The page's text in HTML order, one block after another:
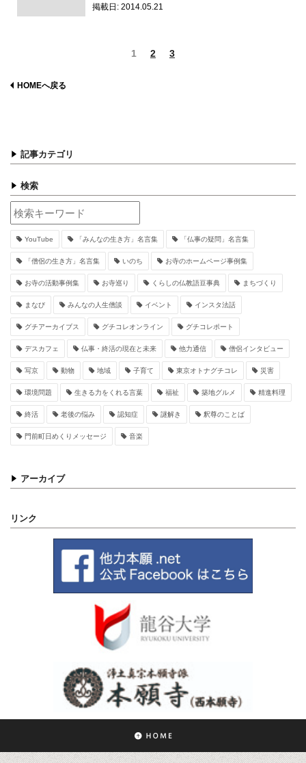
掲載日: 2014.05.21
1 2 3
HOMEへ戻る
記事カテゴリ
検索
YouTube 「みんなの生き方」名言集 「仏事の疑問」名言集
「僧侶の生き方」名言集 いのち お寺のホームページ事例集
お寺の活動事例集 お寺巡り くらしの仏教語豆事典 まちづくり
まなび みんなの人生僧談 イベント インスタ法話
グチアーカイブス グチコレオンライン グチコレポート
デスカフェ 仏事・終活の現在と未来 他力通信 僧侶インタビュー
写京 動物 地域 子育て 東京オトナグチコレ 災害
環境問題 生きる力をくれる言葉 福祉 築地グルメ 精進料理
終活 老後の悩み 認知症 謎解き 釈尊のことば
門前町日めくりメッセージ 音楽
アーカイブ
リンク